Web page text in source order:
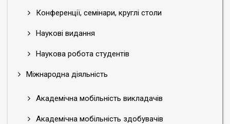
Конференції, семінари, круглі столи
Наукові видання
Наукова робота студентів
Міжнародна діяльність
Академічна мобільність викладачів
Академічна мобільність здобувачів